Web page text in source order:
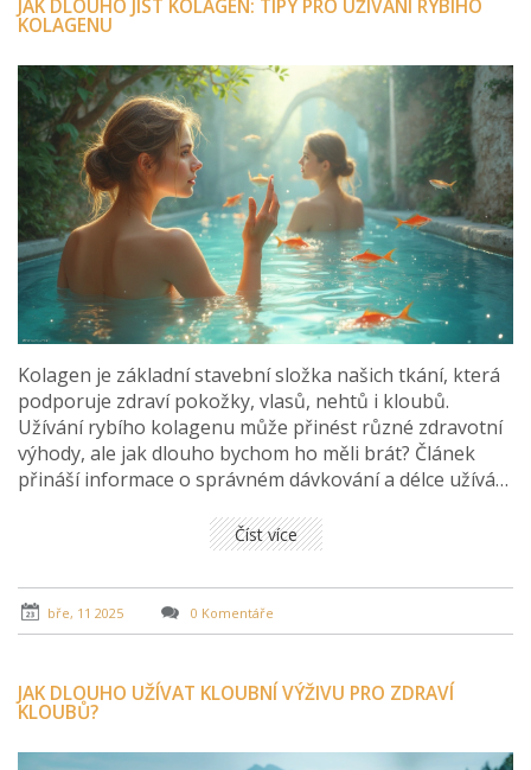
JAK DLOUHO JÍST KOLAGEN: TIPY PRO UŽÍVÁNÍ RYBÍHO
KOLAGENU
Kolagen je základní stavební složka našich tkání, která
podporuje zdraví pokožky, vlasů, nehtů i kloubů.
Užívání rybího kolagenu může přinést různé zdravotní
výhody, ale jak dlouho bychom ho měli brát? Článek
přináší informace o správném dávkování a délce užívání
Číst více
bře, 11 2025 0 Komentáře
JAK DLOUHO UŽÍVAT KLOUBNÍ VÝŽIVU PRO ZDRAVÍ
KLOUBŮ?